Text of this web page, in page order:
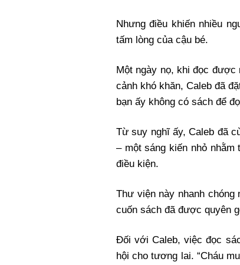
Nhưng điều khiến nhiều
tấm lòng của cậu bé.
Một ngày nọ, khi đọc
cảnh khó khăn, Caleb đã
bạn ấy không có sách để
Từ suy nghĩ ấy, Caleb đã
– một sáng kiến nhỏ
điều kiện.
Thư viện này nhanh
cuốn sách đã được quyên
Đối với Caleb, việc đọc
hội cho tương lai. “Cháu